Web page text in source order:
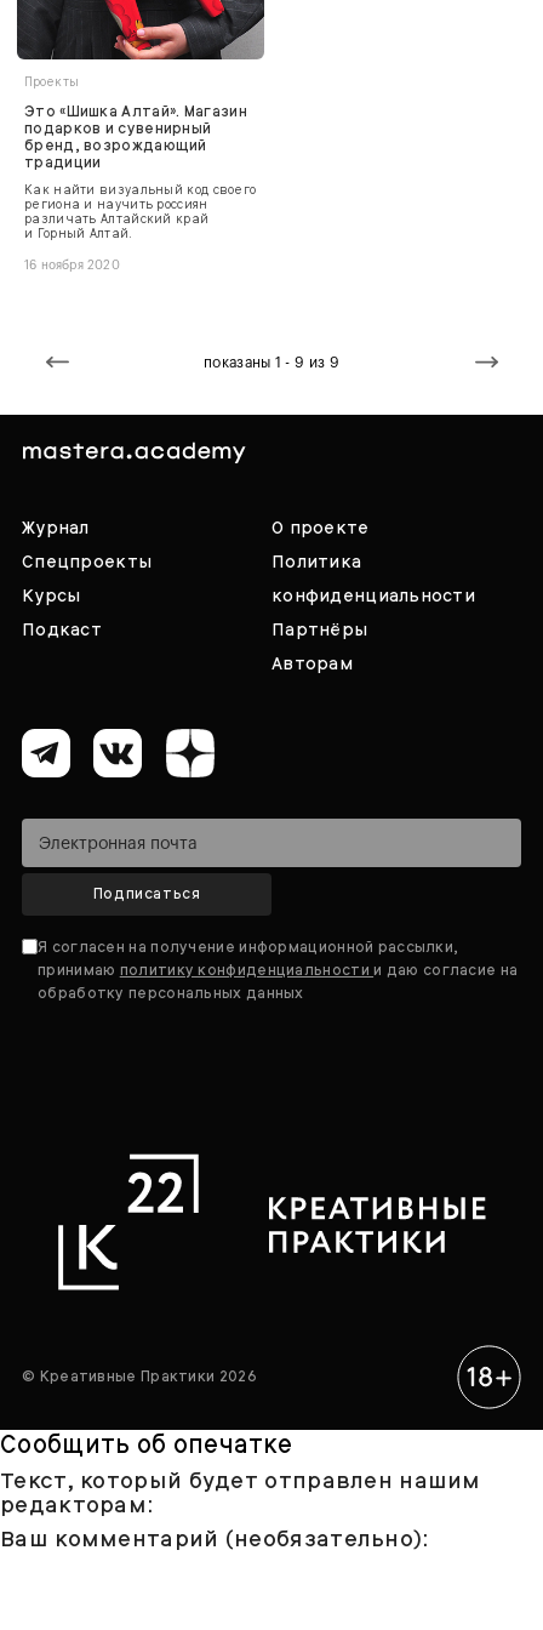
Проекты
Это «Шишка Алтай». Магазин
подарков и сувенирный
бренд, возрождающий
традиции
Как найти визуальный код своего
региона и научить россиян
различать Алтайский край
и Горный Алтай.
16 ноября 2020
показаны 1 - 9 из 9
Журнал
Спецпроекты
Курсы
Подкаст
О проекте
Политика
конфиденциальности
Партнёры
Авторам
Подписаться
Я согласен на получение информационной рассылки,
принимаю политику конфиденциальностии даю согласие на
обработку персональных данных
© Креативные Практики 2026
Сообщить об опечатке
Текст, который будет отправлен нашим
редакторам:
Ваш комментарий (необязательно):